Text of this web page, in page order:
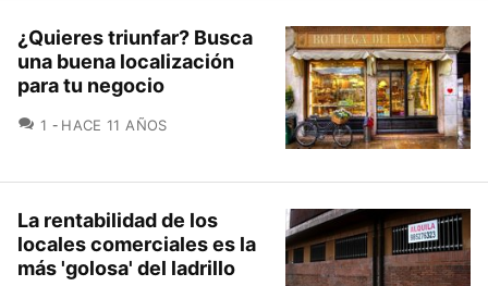
¿Quieres triunfar? Busca
una buena localización
para tu negocio
1 COMENTARIOS
HACE 11 AÑOS
La rentabilidad de los
locales comerciales es la
más 'golosa' del ladrillo